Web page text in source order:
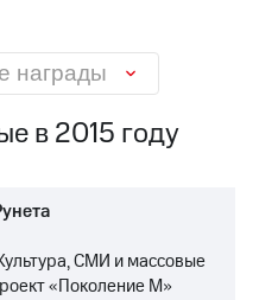
награды
в 2015 году
СМИ и массовые
«Поколение М»